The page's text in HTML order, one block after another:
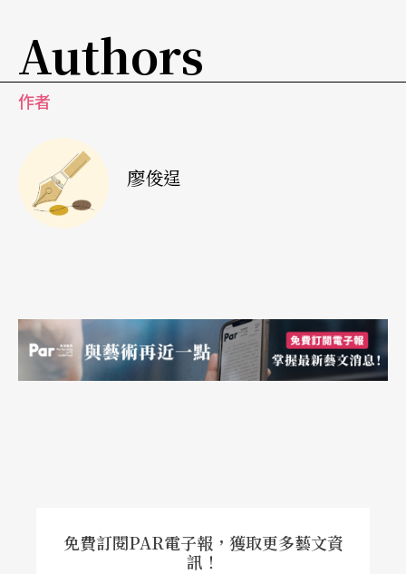
Authors
作者
廖俊逞
免費訂閱PAR電子報，獲取更多藝文資
訊！